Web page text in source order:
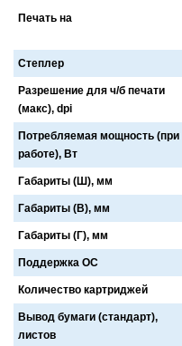
Печать на
Степлер
Разрешение для ч/б печати
(макс), dpi
Потребляемая мощность (при
работе), Вт
Габариты (Ш), мм
Габариты (В), мм
Габариты (Г), мм
Поддержка ОС
Количество картриджей
Вывод бумаги (стандарт),
листов